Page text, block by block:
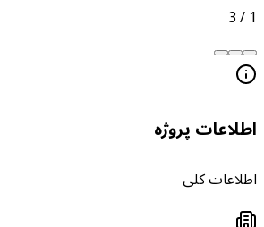
/
3
پروژه
کلی